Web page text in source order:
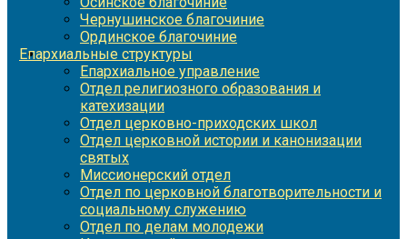
Чернушинское благочиние
Ординское благочиние
Епархиальные структуры
Епархиальное управление
Отдел религиозного образования и
катехизации
Отдел церковно-приходских школ
Отдел церковной истории и канонизации
святых
Миссионерский отдел
Отдел по церковной благотворительности и
социальному служению
Отдел по делам молодежи